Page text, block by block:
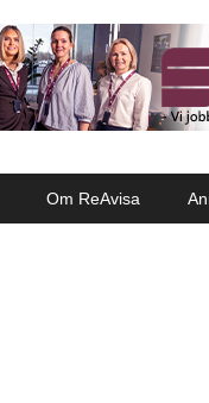
Om ReAvisa